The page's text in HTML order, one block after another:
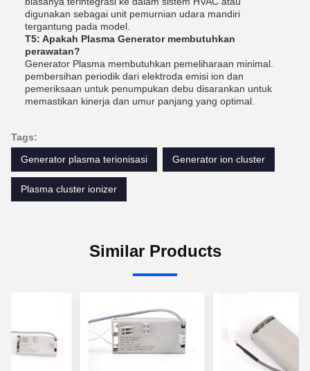
digunakan sebagai unit pemurnian udara mandiri
tergantung pada model.
T5: Apakah Plasma Generator membutuhkan
perawatan?
Generator Plasma membutuhkan pemeliharaan minimal.
pembersihan periodik dari elektroda emisi ion dan
pemeriksaan untuk penumpukan debu disarankan untuk
memastikan kinerja dan umur panjang yang optimal.
Tags:
Generator plasma terionisasi
Generator ion cluster
Plasma cluster ionizer
Similar Products